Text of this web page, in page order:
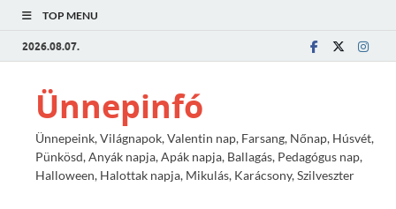
TOP MENU
2026.08.07.
Ünnepinfó
Ünnepeink, Világnapok, Valentin nap, Farsang, Nőnap, Húsvét,
Pünkösd, Anyák napja, Apák napja, Ballagás, Pedagógus nap,
Halloween, Halottak napja, Mikulás, Karácsony, Szilveszter